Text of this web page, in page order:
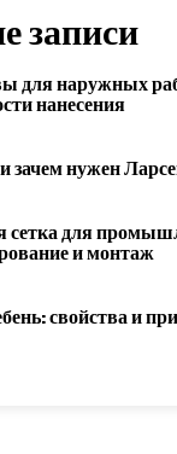
записи
для наружных
нанесения
зачем нужен
сетка для
и монтаж
свойства и